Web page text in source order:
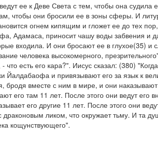
ее к Деве Света с тем, чтобы она
чтобы они бросили ее в зоны сферы. И
огнем кипящим и гложет ее до тех
Адамаса, приносит чашу воды забвения и
входила. И они бросают ее в глухое(35) и
человека высокомерного,
что есть его кара?". Иисус сказал: (380)
Йалдабаофа и привязывают его за язык к
бродя вместе с ним в мире, и они
его там 11 лет. После этого они ведут
его другие 11 лет. После этого они
драконовым ликом, что окружает тьму. И та
кощунствующего".